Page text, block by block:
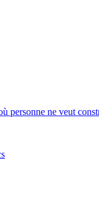
personne ne veut